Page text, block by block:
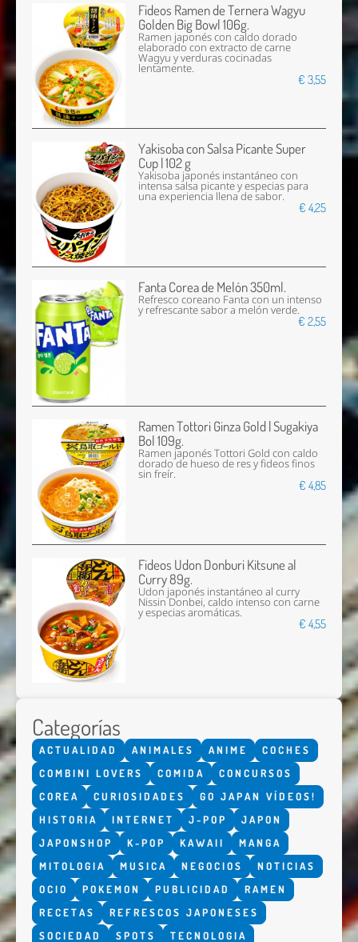
Fideos Ramen de Ternera Wagyu
Golden Big Bowl 106g.
Ramen japonés con caldo dorado
elaborado con extracto de carne
Wagyu y verduras cocinadas
lentamente.
€ 3,55
Yakisoba con Salsa Picante Super
Cup | 102 g
Yakisoba japonés instantáneo con
intensa salsa picante y especias para
una experiencia llena de sabor.
€ 4,25
Fanta Corea de Melón 350ml.
Refresco coreano Fanta con un intenso
y refrescante sabor a melón verde.
€ 2,55
Ramen Tottori Ginza Gold | Sugakiya
Bol 109g.
Ramen japonés Tottori Gold con caldo
dorado de hueso de res y fideos finos
sin freír.
€ 4,85
Fideos Udon Donburi Kitsune al
Curry 89g.
Udon japonés instantáneo al curry
Nissin Donbei, caldo intenso con carne
y especias aromáticas.
€ 4,55
Categorías
ACTUALIDAD ANIMALES ANIME
COCHES
COMBINI LOVERS
COMIDA
CONCURSOS
COREA
CURIOSIDADES
GO JAPAN VÍDEOS!
HISTORIA
INTERNET J-POP
JAPON
JAPONSHOP
K-POP KAWAII
MANGA
MITOLOGIA
MUSICA NEGOCIOS
NOTICIAS
OCIO
POKEMON PUBLICIDAD
RAMEN
RECETAS
REFRESCOS JAPONESES
SOCIEDAD
SPOTS TECNOLOGIA